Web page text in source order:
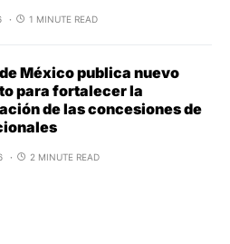
1 MINUTE READ
México publica nuevo
para fortalecer la
de las concesiones de
2 MINUTE READ